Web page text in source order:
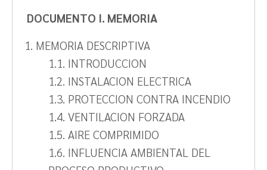
DOCUMENTO I. MEMORIA
1. MEMORIA DESCRIPTIVA
1.1. INTRODUCCION
1.2. INSTALACION ELECTRICA
1.3. PROTECCION CONTRA INCENDIO
1.4. VENTILACION FORZADA
1.5. AIRE COMPRIMIDO
1.6. INFLUENCIA AMBIENTAL DEL